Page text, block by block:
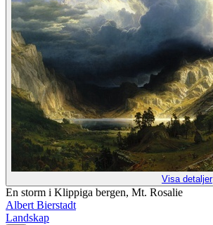
Visa detaljer
En storm i Klippiga bergen, Mt. Rosalie
Albert Bierstadt
Landskap